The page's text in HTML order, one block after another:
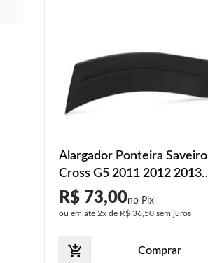
Alargador Ponteira Saveiro
Cross G5 2011 2012 2013
Traseira
R$ 73,00
ou em até 2xde R$ 36,50sem juros
Comprar